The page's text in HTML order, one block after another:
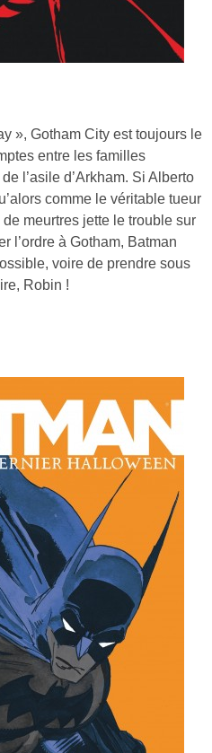
», Gotham City est toujours le
entre les familles
l’asile d’Arkham. Si Alberto
comme le véritable tueur
meurtres jette le trouble sur
l’ordre à Gotham, Batman
voire de prendre sous
Robin !